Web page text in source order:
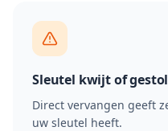
Sleutel kwijt of
Direct vervangen geeft
uw sleutel heeft.